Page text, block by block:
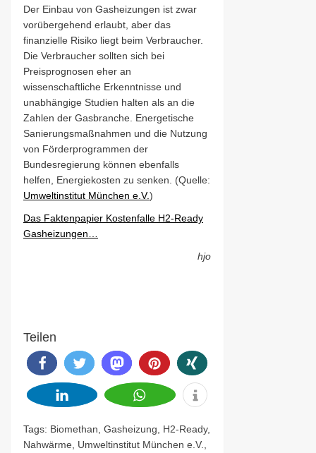
Der Einbau von Gasheizungen ist zwar
vorübergehend erlaubt, aber das
finanzielle Risiko liegt beim Verbraucher.
Die Verbraucher sollten sich bei
Preisprognosen eher an
wissenschaftliche Erkenntnisse und
unabhängige Studien halten als an die
Zahlen der Gasbranche. Energetische
Sanierungsmaßnahmen und die Nutzung
von Förderprogrammen der
Bundesregierung können ebenfalls
helfen, Energiekosten zu senken. (Quelle:
Umweltinstitut München e.V.)
Das Faktenpapier Kostenfalle H2-Ready
Gasheizungen…
hjo
Teilen
Tags: Biomethan Gasheizung H2-Ready,
Nahwärme
Umweltinstitut München e.V.